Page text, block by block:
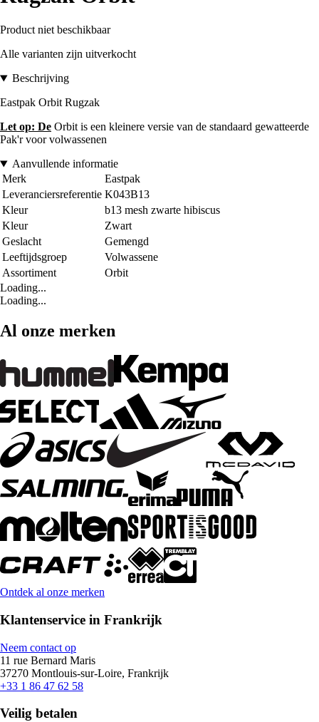
Product niet beschikbaar
Alle varianten zijn uitverkocht
Beschrijving
Eastpak Orbit Rugzak
Let op: De Orbit is een kleinere versie van de standaard gewatteerde
Pak'r voor volwassenen
Aanvullende informatie
Merk
Eastpak
Leveranciersreferentie K043B13
Kleur
b13 mesh zwarte hibiscus
Kleur
Zwart
Geslacht
Gemengd
Leeftijdsgroep
Volwassene
Assortiment
Orbit
Loading...
Loading...
Al onze merken
Ontdek al onze merken
Klantenservice in Frankrijk
Neem contact op
11 rue Bernard Maris
37270 Montlouis-sur-Loire, Frankrijk
+33 1 86 47 62 58
Veilig betalen